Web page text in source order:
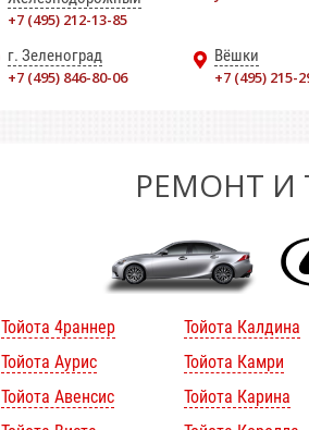
+7 (495) 212-13-85
г. Зеленоград
+7 (495) 846-80-06
Вёшки
+7 (495) 215-
РЕМОНТ И
Тойота 4раннер
Тойота Аурис
Тойота Авенсис
Тойота Калдина
Тойота Камри
Тойота Карина